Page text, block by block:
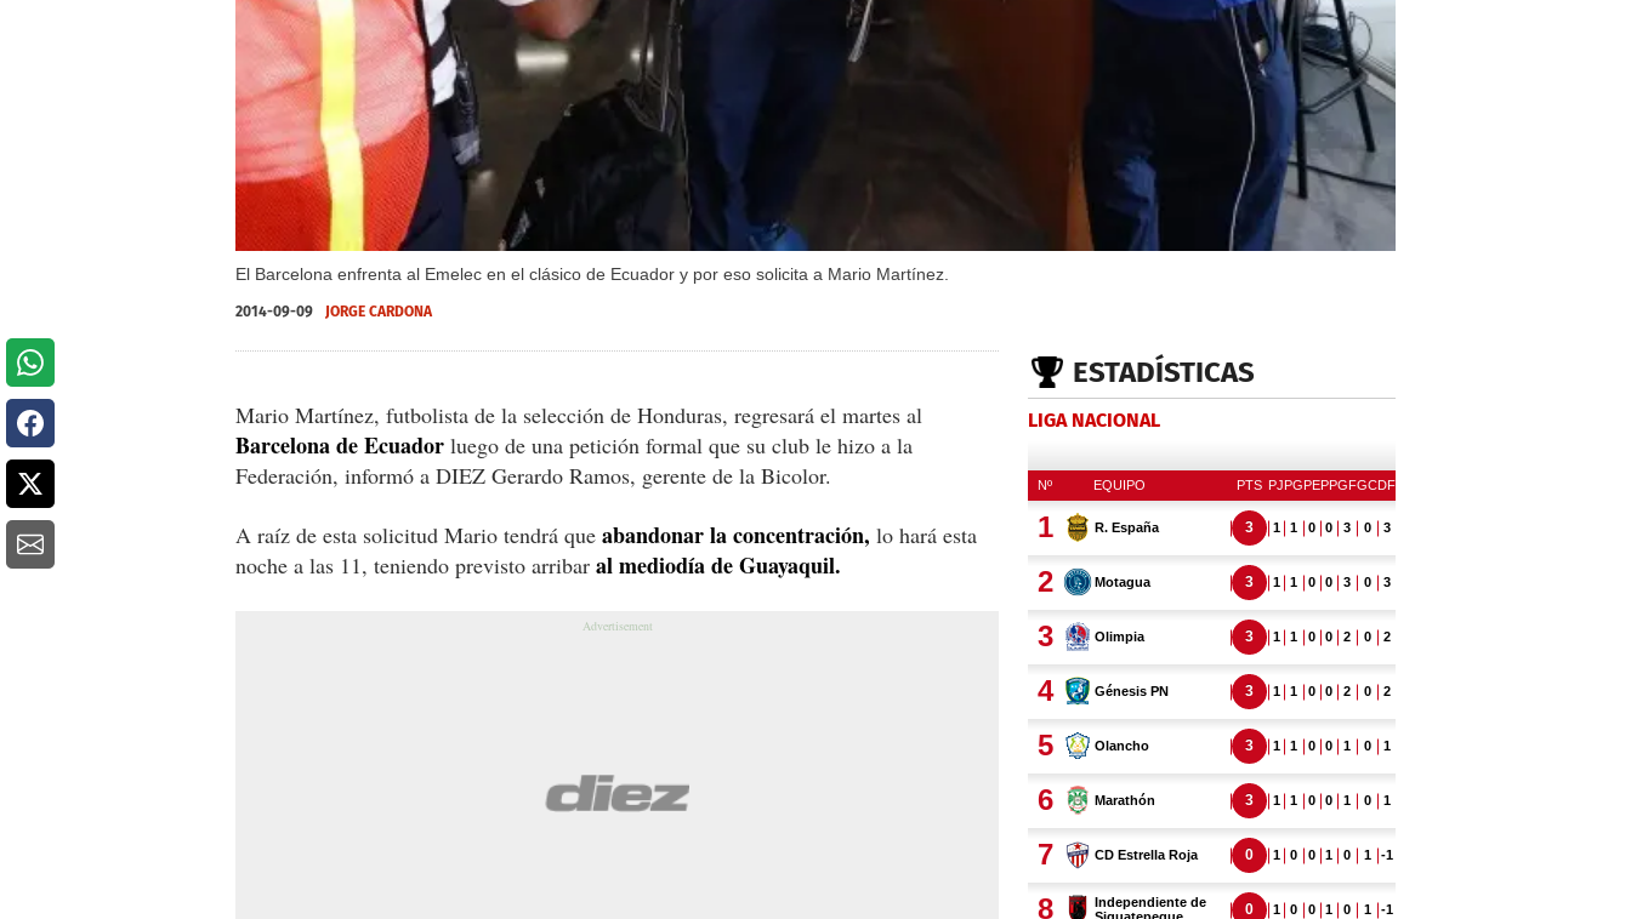
El Barcelona enfrenta al Emelec en el clásico de Ecuador y por eso solicita a Mario Martínez.
2014-09-09 JORGE CARDONA
Mario Martínez, futbolista de la selección de Honduras, regresará el martes al
Barcelona de Ecuador luego de una petición formal que su club le hizo a la
Federación, informó a DIEZ Gerardo Ramos, gerente de la Bicolor.
A raíz de esta solicitud Mario tendrá que abandonar la concentración, lo hará esta
noche a las 11, teniendo previsto arribar al mediodía de Guayaquil.
ESTADÍSTICAS
LIGA NACIONAL